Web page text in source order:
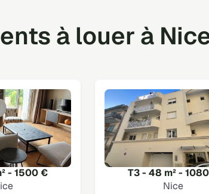
à louer à
- 1500 €
T3 - 48 m² -
Nice